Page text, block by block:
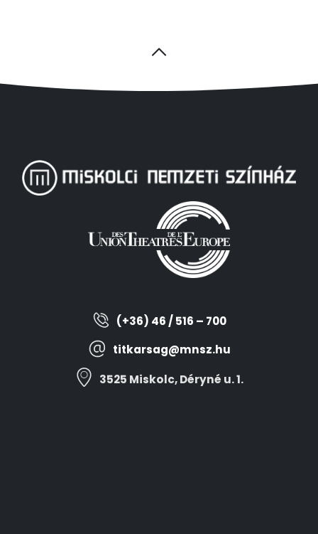
(+36) 46 / 516 – 700
titkarsag@mnsz.hu
3525 Miskolc, Déryné u. 1.